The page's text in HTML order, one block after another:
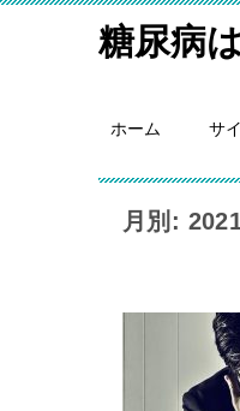
糖尿病
ホーム サ
月別: